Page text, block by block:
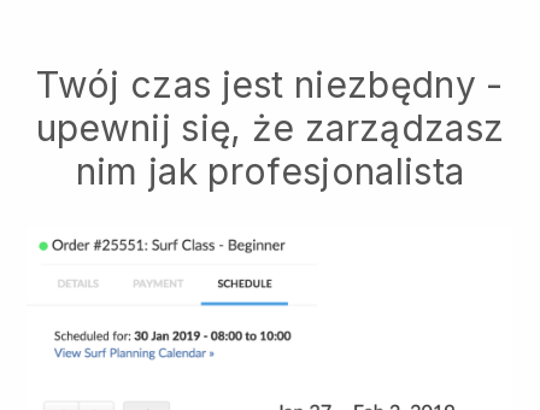
Twój czas jest niezbędny -
upewnij się, że zarządzasz
nim jak profesjonalista